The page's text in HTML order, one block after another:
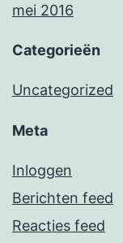
mei 2016
Categorieën
Uncategorized
Meta
Inloggen
Berichten feed
Reacties feed